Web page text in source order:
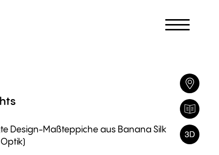
Design-Maßteppiche aus Banana Silk